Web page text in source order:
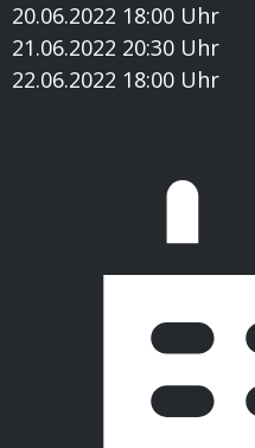
20.06.2022 18:00 Uhr
21.06.2022 20:30 Uhr
22.06.2022 18:00 Uhr